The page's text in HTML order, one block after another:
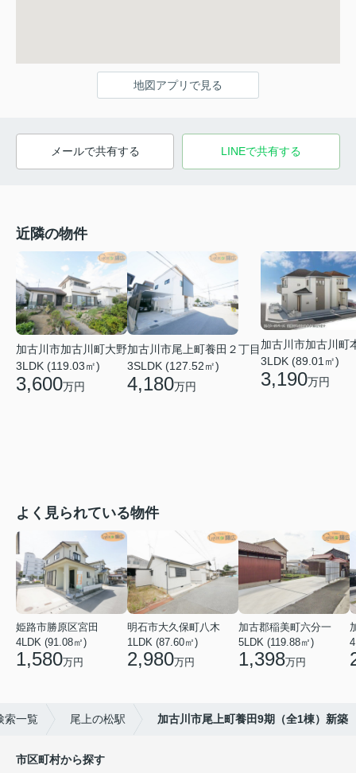
地図アプリで見る
メールで共有する LINEで共有する
近隣の物件
加古川市加古川町大野
3LDK (119.03㎡)
3,600万円
加古川市尾上町養田２丁目
3SLDK (127.52㎡)
4,180万円
加古川市加古川町
3LDK (89.01㎡)
3,190万円
よく見られている物件
姫路市勝原区宮田
4LDK (91.08㎡)
1,580万円
明石市大久保町八木
1LDK (87.60㎡)
2,980万円
加古郡稲美町六分一
5LDK (119.88㎡)
1,398万円
索一覧 尾上の松駅 加古川市尾上町養田9期（全1棟）新築
市区町村から探す